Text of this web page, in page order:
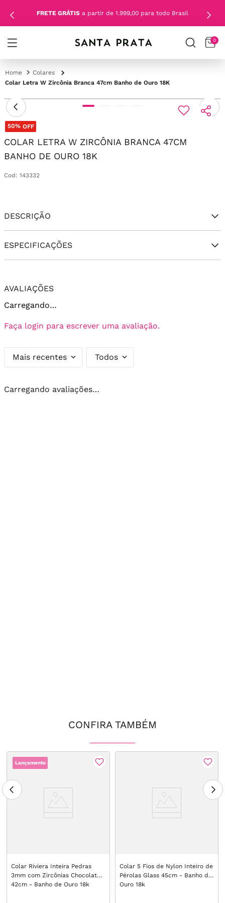
FRETE GRÁTIS a partir de 1.999,00 para todo Brasil
0
Colares
Colar Letra W Zircônia Branca 47cm Banho de Ouro 18K
50% OFF
COLAR LETRA W ZIRCÔNIA BRANCA 47CM
BANHO DE OURO 18K
Cod : 143332
DESCRIÇÃO
ESPECIFICAÇÕES
AVALIAÇÕES
Carregando…
Faça login para escrever uma avaliação.
Mais recentes Todos
Carregando avaliações…
CONFIRA TAMBÉM
Lançamento
Colar Riviera Inteira Pedras
3mm com Zircônias Chocolate
42cm - Banho de Ouro 18k
Colar 5 Fios de Nylon Inteiro de
Pérolas Glass 45cm - Banho de
Ouro 18k